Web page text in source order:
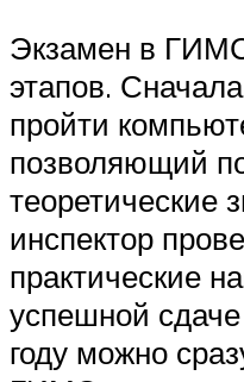
Экзамен в
этапов.
пройти
позволяющий
теоретические
инспектор
практические
успешной
году можно